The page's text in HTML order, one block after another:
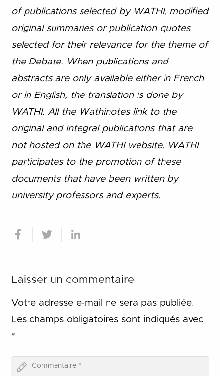
of publications selected by WATHI, modified
original summaries or publication quotes
selected for their relevance for the theme of
the Debate. When publications and
abstracts are only available either in French
or in English, the translation is done by
WATHI. All the Wathinotes link to the
original and integral publications that are
not hosted on the WATHI website. WATHI
participates to the promotion of these
documents that have been written by
university professors and experts.
Laisser un commentaire
Votre adresse e-mail ne sera pas publiée.
Les champs obligatoires sont indiqués avec
*